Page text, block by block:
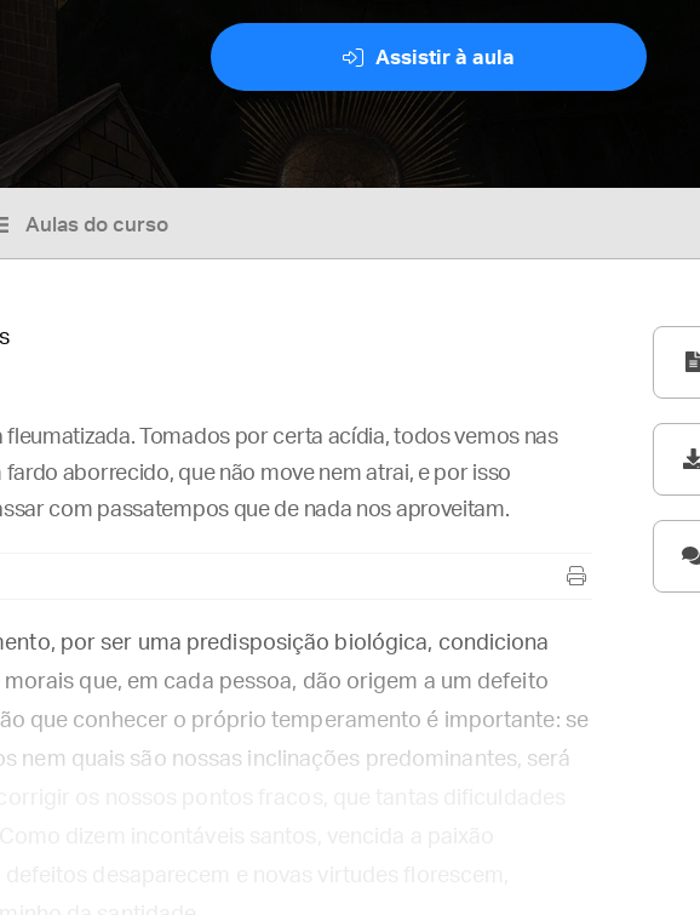
Assistir à aula
Aulas do curso
Tomados por certa acídia, todos vemos nas
aborrecido, que não move nem atrai, e por isso
com passatempos que de nada nos aproveitam.
por ser uma predisposição biológica, condiciona
que, em cada pessoa, dão origem a um defeito
que conhecer o próprio temperamento é importante: se
nem quais são nossas inclinações predominantes, será